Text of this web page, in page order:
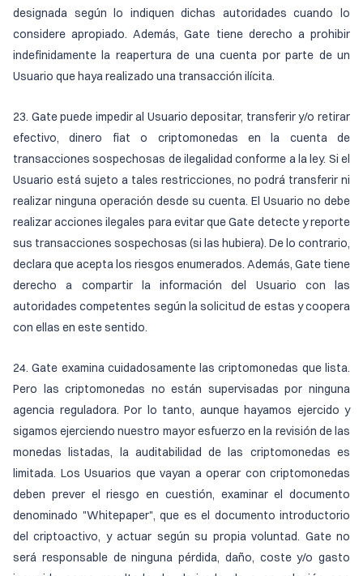
designada según lo indiquen dichas autoridades cuando lo
considere apropiado. Además, Gate tiene derecho a prohibir
indefinidamente la reapertura de una cuenta por parte de un
Usuario que haya realizado una transacción ilícita.
23. Gate puede impedir al Usuario depositar, transferir y/o retirar
efectivo, dinero fiat o criptomonedas en la cuenta de
transacciones sospechosas de ilegalidad conforme a la ley. Si el
Usuario está sujeto a tales restricciones, no podrá transferir ni
realizar ninguna operación desde su cuenta. El Usuario no debe
realizar acciones ilegales para evitar que Gate detecte y reporte
sus transacciones sospechosas (si las hubiera). De lo contrario,
declara que acepta los riesgos enumerados. Además, Gate tiene
derecho a compartir la información del Usuario con las
autoridades competentes según la solicitud de estas y coopera
con ellas en este sentido.
24. Gate examina cuidadosamente las criptomonedas que lista.
Pero las criptomonedas no están supervisadas por ninguna
agencia reguladora. Por lo tanto, aunque hayamos ejercido y
sigamos ejerciendo nuestro mayor esfuerzo en la revisión de las
monedas listadas, la auditabilidad de las criptomonedas es
limitada. Los Usuarios que vayan a operar con criptomonedas
deben prever el riesgo en cuestión, examinar el documento
denominado "Whitepaper", que es el documento introductorio
del criptoactivo, y actuar según su propia voluntad. Gate no
será responsable de ninguna pérdida, daño, coste y/o gasto